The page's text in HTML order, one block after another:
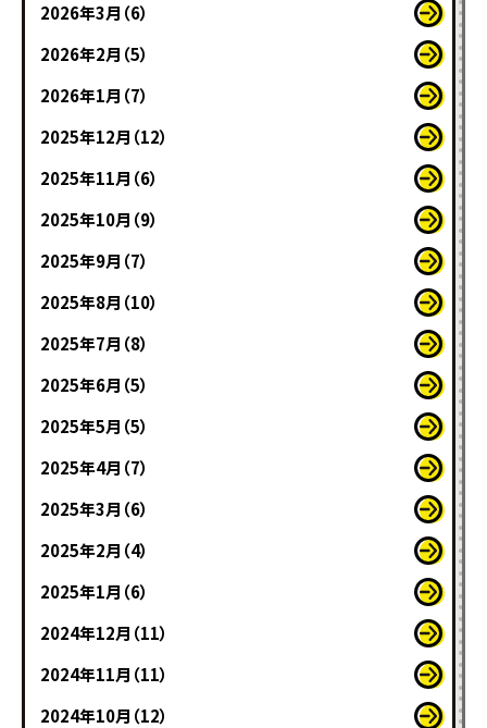
2026年3月（6）
2026年2月（5）
2026年1月（7）
2025年12月（12）
2025年11月（6）
2025年10月（9）
2025年9月（7）
2025年8月（10）
2025年7月（8）
2025年6月（5）
2025年5月（5）
2025年4月（7）
2025年3月（6）
2025年2月（4）
2025年1月（6）
2024年12月（11）
2024年11月（11）
2024年10月（12）